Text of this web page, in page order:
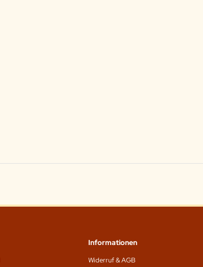
Informationen
Widerruf & AGB